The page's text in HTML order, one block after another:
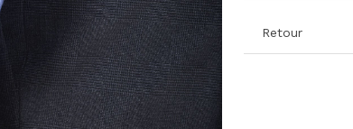
Retour